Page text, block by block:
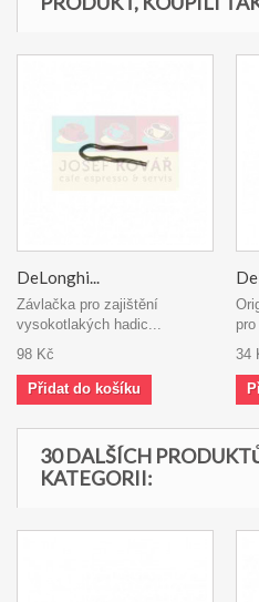
DeLonghi...
Závlačka pro zajištění
vysokotlakých hadic...
98 Kč
Přidat do košíku
34
30 DALŠÍCH
KATEGORII: